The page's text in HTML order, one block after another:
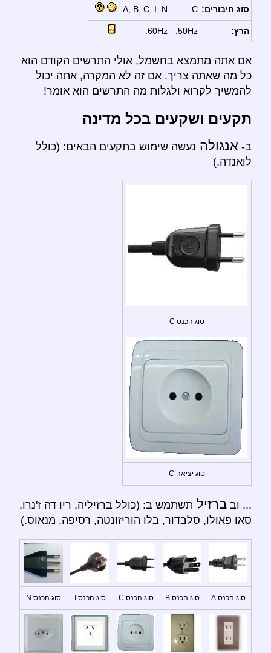
סוג חיבורים: C.
A, B, C, I, N.
הרץ: 50Hz.
60Hz.
אם אתה מתמצא בחשמל, אולי התרשים הקודם הוא
כל מה שאתה צריך. אם זה לא המקרה, אתה יכול
להמשיך לקרוא ולגלות מה התרשים הוא אומר!
תקעים ושקעים בכל מדינה
ב- אנגולה נעשה שימוש בתקעים הבאים: (כולל
לואנדה.)
סוג הכנס C
סוג יציאה C
... וב ברזיל תשתמש ב: (כולל ברזיליה, ריו דה ז'נרו,
סאו פאולו, סלבדור, בלו הוריזונטה, רסיפה, מנאוס.)
סוג הכנס A סוג הכנס B סוג הכנס C סוג הכנס I סוג הכנס N